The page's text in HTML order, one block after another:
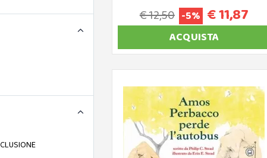
€ 12,50 -5% € 11,87
ACQUISTA